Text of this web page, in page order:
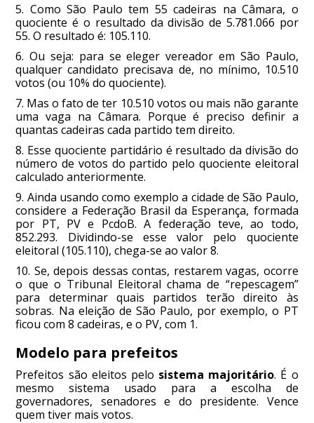
5. Como São Paulo tem 55 cadeiras na Câmara, o
quociente é o resultado da divisão de 5.781.066 por
55. O resultado é: 105.110.
6. Ou seja: para se eleger vereador em São Paulo,
qualquer candidato precisava de, no mínimo, 10.510
votos (ou 10% do quociente).
7. Mas o fato de ter 10.510 votos ou mais não garante
uma vaga na Câmara. Porque é preciso definir a
quantas cadeiras cada partido tem direito.
8. Esse quociente partidário é resultado da divisão do
número de votos do partido pelo quociente eleitoral
calculado anteriormente.
9. Ainda usando como exemplo a cidade de São Paulo,
considere a Federação Brasil da Esperança, formada
por PT, PV e PcdoB. A federação teve, ao todo,
852.293. Dividindo-se esse valor pelo quociente
eleitoral (105.110), chega-se ao valor 8.
10. Se, depois dessas contas, restarem vagas, ocorre
o que o Tribunal Eleitoral chama de “repescagem”
para determinar quais partidos terão direito às
sobras. Na eleição de São Paulo, por exemplo, o PT
ficou com 8 cadeiras, e o PV, com 1.
Modelo para prefeitos
Prefeitos são eleitos pelo sistema majoritário. É o
mesmo sistema usado para a escolha de
governadores, senadores e do presidente. Vence
quem tiver mais votos.